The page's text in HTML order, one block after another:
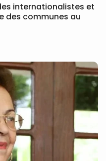
internationalistes et
des communes au